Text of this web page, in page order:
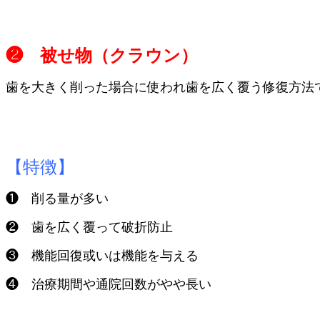
❷ 被せ物（クラウン）
歯を大きく削った場合に使われ歯を広く覆う修復方法
【特徴】
❶ 削る量が多い
❷ 歯を広く覆って破折防止
❸ 機能回復或いは機能を与える
❹ 治療期間や通院回数がやや長い